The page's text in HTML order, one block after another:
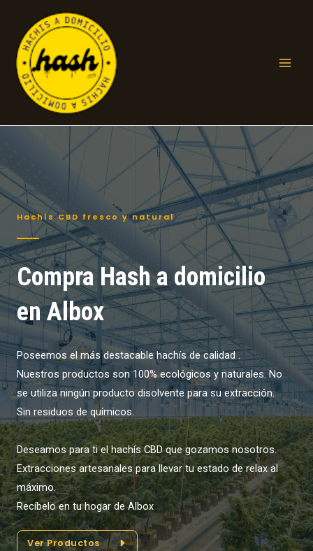
contenido
Hachís CBD fresco y natural
Compra Hash a domicilio
en Albox
Poseemos el más destacable hachís de calidad .
Nuestros productos son 100% ecológicos y naturales. No
se utiliza ningún producto disolvente para su extracción.
Sin residuos de químicos.
Deseamos para ti el hachís CBD que gozamos nosotros.
Extracciones artesanales para llevar tu estado de relax al
máximo.
Recíbelo en tu hogar de Albox
Ver Productos